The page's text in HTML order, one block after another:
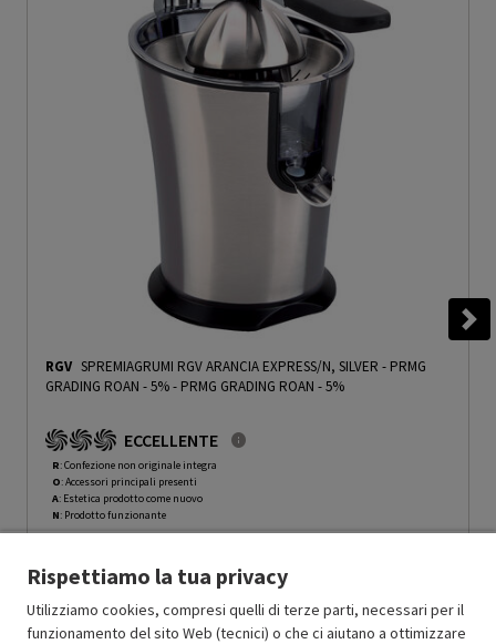
RGV SPREMIAGRUMI RGV ARANCIA EXPRESS/N, SILVER - PRMG
GRADING ROAN - 5%- PRMG GRADING ROAN - 5%
ECCELLENTE
R: Confezione non originale integra
O: Accessori principali presenti
A: Estetica prodotto come nuovo
N: Prodotto funzionante
Ricondizionato Prezzo ridotto da
56.99 a-50%
In Promozione 28.49
Rispettiamo la tua privacy
Utilizziamo cookies, compresi quelli di terze parti, necessari per il
funzionamento del sito Web (tecnici) o che ci aiutano a ottimizzare